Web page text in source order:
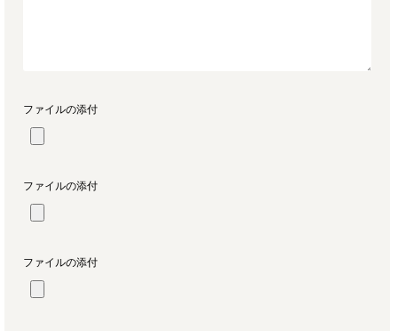
ファイルの添付
ファイルの添付
ファイルの添付